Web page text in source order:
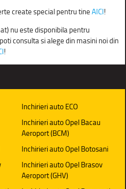
create special pentru tineAICI!
nu este disponibila pentru
consulta si alege din masini noi din
!
Inchirieri auto ECO
Inchirieri auto Opel Bacau
Aeroport (BCM)
Inchirieri auto Opel Botosani
Inchirieri auto Opel Brasov
Aeroport (GHV)